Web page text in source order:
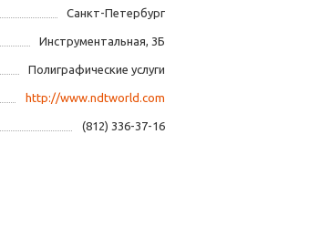
Санкт-Петербург
Инструментальная, 3Б
Полиграфические услуги
http://www.ndtworld.com
(812) 336-37-16